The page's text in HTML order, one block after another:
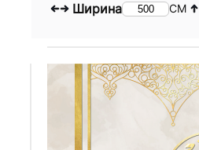
Ширина СМ